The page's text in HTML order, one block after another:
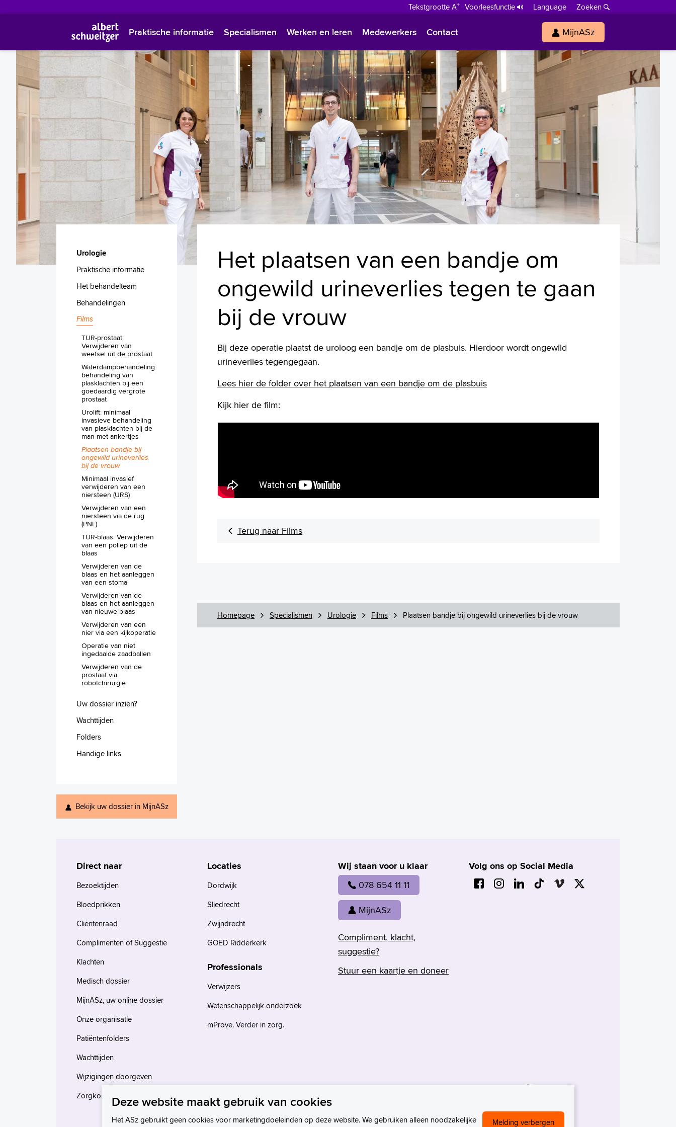
Tekstgrootte A+ Voorleesfunctie Language
Zoeken
Polski
Türkçe
Arabisch
Praktische informatie Specialismen Werken en leren Medewerkers Contact MijnASz
Urologie
Praktische informatie
Het behandelteam
Behandelingen
Films
TUR-prostaat:
Verwijderen van
weefsel uit de prostaat
Waterdampbehandeling:
behandeling van
plasklachten bij een
goedaardig vergrote
prostaat
Urolift: minimaal
invasieve behandeling
van plasklachten bij de
man met ankertjes
Plaatsen bandje bij
ongewild urineverlies
bij de vrouw
Minimaal invasief
verwijderen van een
niersteen (URS)
Verwijderen van een
niersteen via de rug
(PNL)
TUR-blaas: Verwijderen
van een poliep uit de
blaas
Verwijderen van de
blaas en het aanleggen
van een stoma
Verwijderen van de
blaas en het aanleggen
van nieuwe blaas
Verwijderen van een
nier via een kijkoperatie
Operatie van niet
ingedaalde zaadballen
Verwijderen van de
prostaat via
robotchirurgie
Uw dossier inzien?
Wachttijden
Folders
Handige links
Bekijk uw dossier in MijnASz
Het plaatsen van een bandje om
ongewild urineverlies tegen te gaan
bij de vrouw
Bij deze operatie plaatst de uroloog een bandje om de plasbuis. Hierdoor wordt ongewild
urineverlies tegengegaan.
Lees hier de folder over het plaatsen van een bandje om de plasbuis
Kijk hier de film:
Terug naar Films
Homepage Specialismen Urologie Films Plaatsen bandje bij ongewild urineverlies bij de vrouw
Wij staan voor u klaar
078 654 11 11
MijnASz
Compliment, klacht,
suggestie?
Stuur een kaartje en doneer
Volg ons op Social Media
Direct naar
Bezoektijden
Bloedprikken
Cliëntenraad
Complimenten of Suggestie
Klachten
Medisch dossier
MijnASz, uw online dossier
Onze organisatie
Patiëntenfolders
Wachttijden
Wijzigingen doorgeven
Zorgkosten en verzekeringen
Locaties
Dordwijk
Sliedrecht
Zwijndrecht
GOED Ridderkerk
Professionals
Verwijzers
Wetenschappelijk onderzoek
mProve. Verder in zorg.
Deze website maakt gebruik van cookies
Het ASz gebruikt geen cookies voor marketingdoeleinden op deze website. We gebruiken alleen noodzakelijke
Melding verbergen